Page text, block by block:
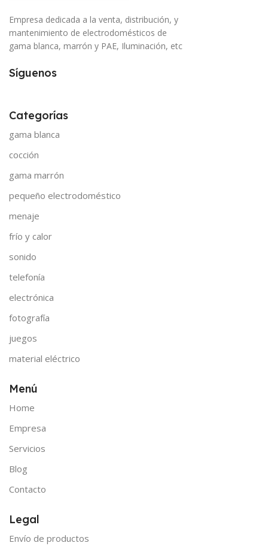
Empresa dedicada a la venta, distribución, y
mantenimiento de electrodomésticos de
gama blanca, marrón y PAE, Iluminación, etc
Síguenos
Categorías
gama blanca
cocción
gama marrón
pequeño electrodoméstico
menaje
frío y calor
sonido
telefonía
electrónica
fotografía
juegos
material eléctrico
Menú
Home
Empresa
Servicios
Blog
Contacto
Legal
Envío de productos